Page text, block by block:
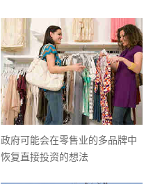
政府可能会在零售业的多品牌中
恢复直接投资的想法